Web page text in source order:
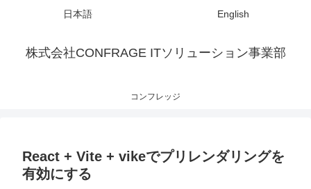
株式会社CONFRAGE ITソリューション事業部
コンフレッジ
日本語 English
React + Vite + vikeでプリレンダリングを
有効にする